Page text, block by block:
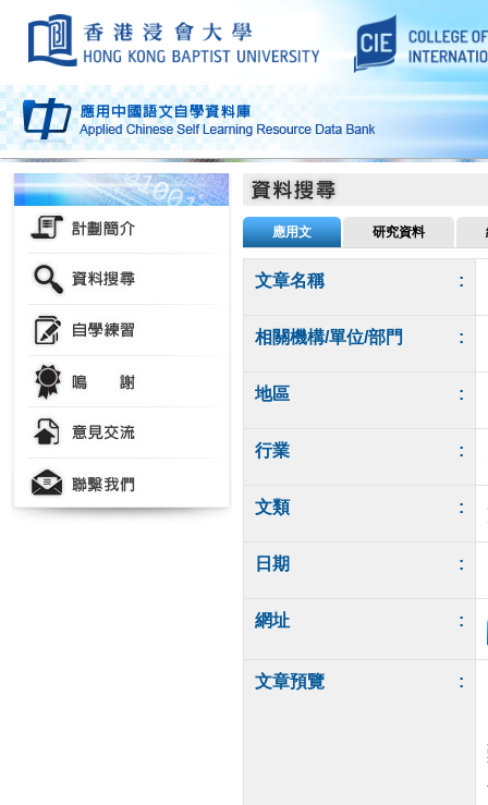
應用文 研究資料
文章名稱 :
相關機構/單位/部門 :
地區 :
行業 :
文類 :
日期 :
網址 :
文章預覽 :